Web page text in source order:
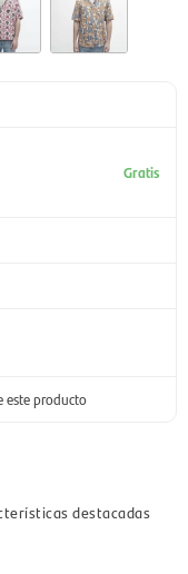
Gratis
este producto
destacadas